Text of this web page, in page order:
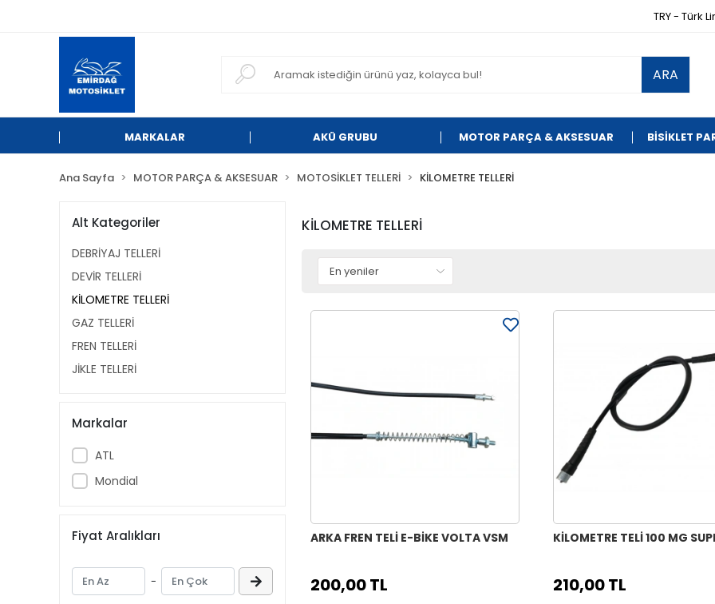
TRY - Türk
ARA
MARKALAR AKÜ GRUBU MOTOR PARÇA & AKSESUAR BİSİKLET
Ana Sayfa MOTOR PARÇA & AKSESUAR MOTOSİKLET TELLERİ KİLOMETRE TELLERİ
Alt Kategoriler
DEBRİYAJ TELLERİ
DEVİR TELLERİ
KİLOMETRE TELLERİ
GAZ TELLERİ
FREN TELLERİ
JİKLE TELLERİ
Markalar
ATL
Mondial
Fiyat Aralıkları
-
KİLOMETRE TELLERİ
ARKA FREN TELİ E-BİKE VOLTA VSM
200,00 TL
KİLOMETRE TELİ 100 MG
210,00 TL